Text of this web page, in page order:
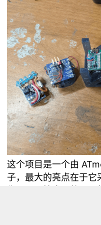
这个项目是一个由
子，最大的亮点在于它